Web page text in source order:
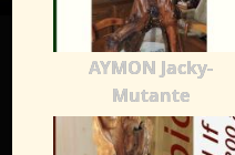
AYMON Jacky-
Mutante